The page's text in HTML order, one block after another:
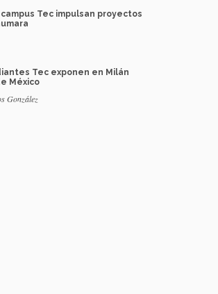
Tec impulsan proyectos
Tec exponen en Milán
México
González